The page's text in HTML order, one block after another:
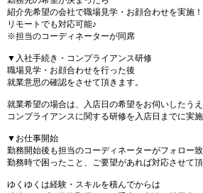
紹介先希望の会社で職場見学・お顔合わせを実施！
リモートでも対応可能♪
※担当のコーディネーターが同席
▼入社手続き・コンプライアンス研修
職場見学・お顔合わせを行った後
就業意思の確認をさせて頂きます。
就業希望の場合は、入店日の希望をお伺いしたうえ
コンプライアンスに関する研修を入店日までに実施
▼お仕事開始
勤務開始後も担当のコーディネーターがフォロー致
勤務時で困ったこと、ご要望があれば対応させて頂
ゆくゆくは経験・スキルを積んでからは